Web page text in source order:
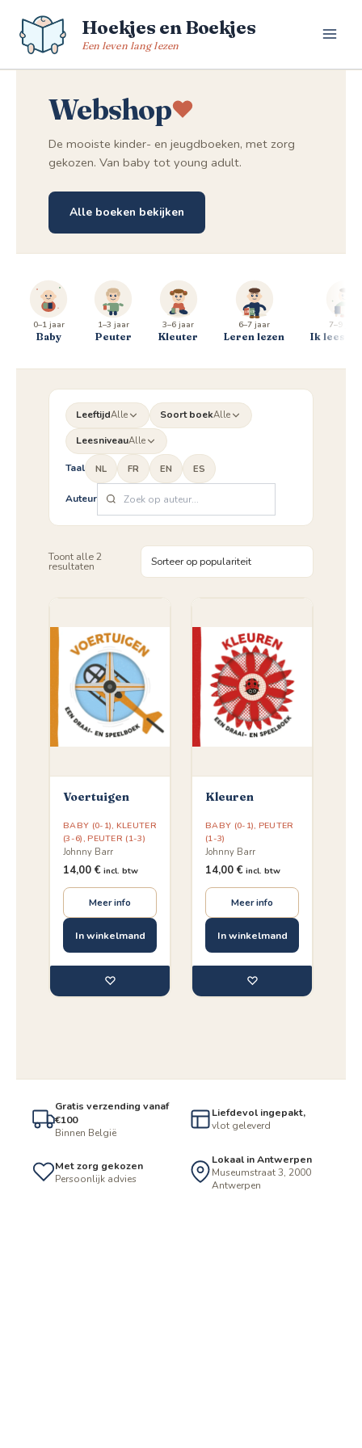
naar
Hoekjes en Boekjes
Een leven lang lezen
Webshop
De mooiste kinder- en jeugdboeken, met zorg
gekozen. Van baby tot young adult.
Alle boeken bekijken
0–1 jaar
Baby
1–3 jaar
Peuter
3–6 jaar
Kleuter
6–7 jaar
Leren lezen
7–9 jaar
Ik lees al
LeeftijdAlle Soort boekAlle
LeesniveauAlle
Taal NL FR EN ES
Auteur
Toont alle 2
resultaten
Voertuigen
BABY (0-1), KLEUTER
(3-6), PEUTER (1-3)
Johnny Barr
14,00 € incl. btw
Meer info
In winkelmand
♡
Kleuren
BABY (0-1), PEUTER
(1-3)
Johnny Barr
14,00 € incl. btw
Meer info
In winkelmand
♡
Gratis verzending vanaf
€100
Binnen België
Liefdevol ingepakt,
vlot geleverd
Met zorg gekozen
Persoonlijk advies
Lokaal in Antwerpen
Museumstraat 3, 2000
Antwerpen